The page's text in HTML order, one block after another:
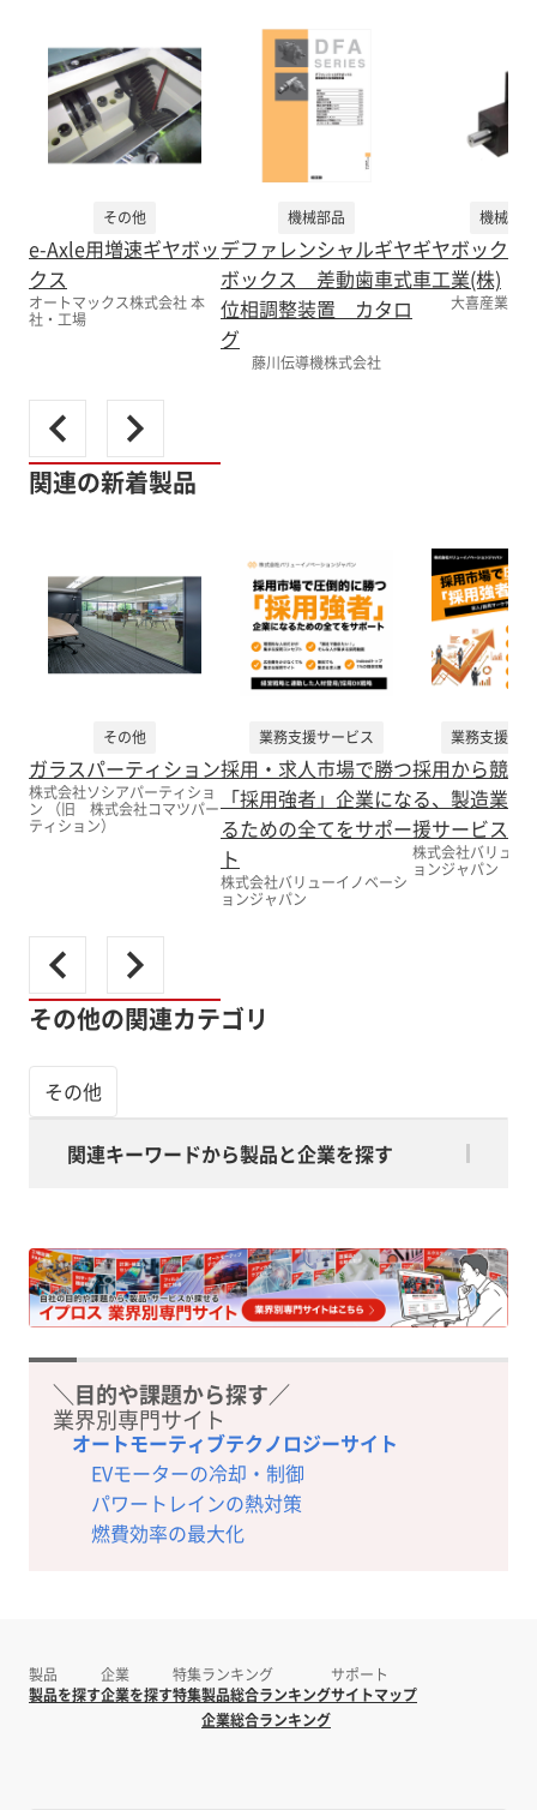
その他
e-Axle用増速ギヤボッ
クス
オートマックス株式会社 本
社・工場
機械部品
デファレンシャルギヤ
ボックス 差動歯車式
位相調整装置 カタロ
グ
藤川伝導機株式会社
機械部品
ギヤボックス
車工業(株)
大喜産業株
関連の新着製品
その他
ガラスパーティション
株式会社ソシアパーティショ
ン （旧 株式会社コマツパー
ティション）
業務支援サービス
採用・求人市場で勝つ
「採用強者」企業にな
るための全てをサポー
ト
株式会社バリューイノベーシ
ョンジャパン
業務支援サ
採用から競争
る、製造業向
援サービス
株式会社バリュー
ョンジャパン
その他の関連カテゴリ
その他
関連キーワードから製品と企業を探す
＼目的や課題から探す／
業界別専門サイト
オートモーティブテクノロジーサイト
EVモーターの冷却・制御
パワートレインの熱対策
燃費効率の最大化
製品
製品を探す
企業
企業を探す
特集
特集
ランキング
製品総合ランキング
企業総合ランキング
サポート
サイトマップ